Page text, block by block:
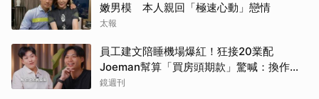
嫩男模 本人親回「極速心動」戀情
太報
員工建文陪睡機場爆紅！狂接20業配
Joeman幫算「買房頭期款」驚喊：換作我
也想離職
鏡週刊